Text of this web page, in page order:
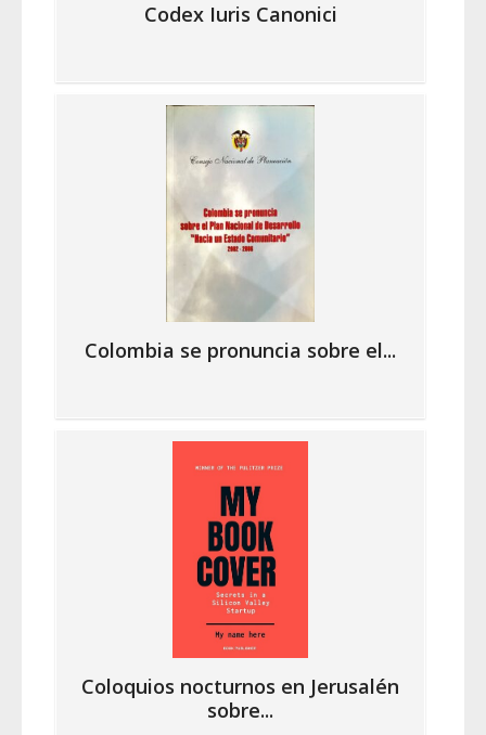
Codex Iuris Canonici
Colombia se pronuncia sobre el...
Coloquios nocturnos en Jerusalén
sobre...